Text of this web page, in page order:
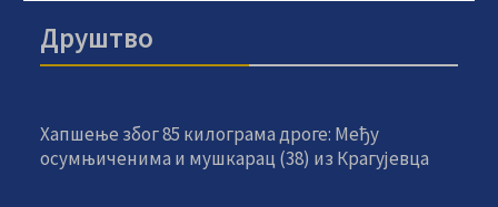
Друштво
Хапшење због 85 килограма дроге: Међу
осумњиченима и мушкарац (38) из Крагујевца